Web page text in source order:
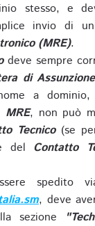
stesso, e
invio di
(MRE).
deve sempre
di
a
MRE, non può
Tecnico(se
del Contatto
spedito
, deve
sezione